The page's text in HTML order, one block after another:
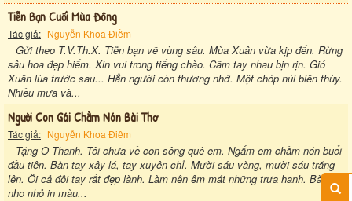
Tiễn Bạn Cuối Mùa Đông
Tác giả: Nguyễn Khoa Điềm
Gửi theo T.V.Th.X. Tiễn bạn về vùng sâu. Mùa Xuân vừa kịp đến. Rừng
sâu hoa đẹp hiếm. Xin vui trong tiếng chào. Cầm tay nhau bịn rịn. Gió
Xuân lùa trước sau... Hẳn người còn thương nhớ. Một chóp núi biên thùy.
Nhiều mưa và...
Người Con Gái Chằm Nón Bài Thơ
Tác giả: Nguyễn Khoa Điềm
Tặng O Thanh. Tôi chưa về con sông quê em. Ngắm em chằm nón buổi
đầu tiên. Bàn tay xây lá, tay xuyên chỉ. Mười sáu vàng, mười sáu trăng
lên. Ôi cả đôi tay rất đẹp lành. Làm nên êm mát những trưa hanh. Bài thơ
nho nhỏ in màu...